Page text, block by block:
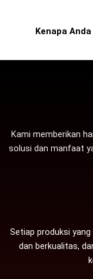
Kenapa
Kami memberikan
solusi dan manfaat
Setiap produksi
dan berkualitas,